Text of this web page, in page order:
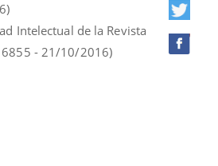
Intelectual de la Revista
- 21/10/2016)